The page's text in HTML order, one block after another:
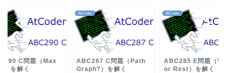
C問題（Max
）を解く
AtCoder
ABC287 C問題（Path
Graph?）を解く
AtCoder
ABC285 E問題（
or Rest）を解く